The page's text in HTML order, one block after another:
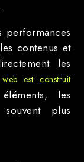
performances
contenus et
les
est construit
les
plus